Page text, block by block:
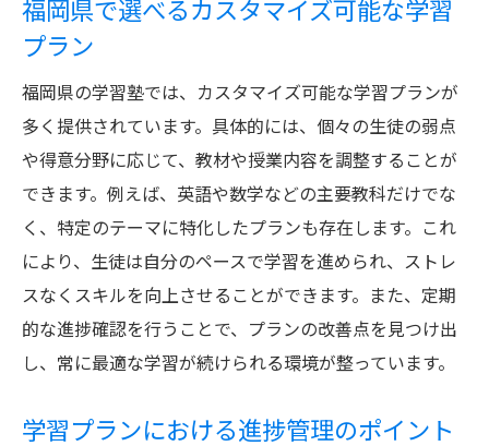
福岡県で選べるカスタマイズ可能な学習
プラン
福岡県の学習塾では、カスタマイズ可能な学習プランが
多く提供されています。具体的には、個々の生徒の弱点
や得意分野に応じて、教材や授業内容を調整することが
できます。例えば、英語や数学などの主要教科だけでな
く、特定のテーマに特化したプランも存在します。これ
により、生徒は自分のペースで学習を進められ、ストレ
スなくスキルを向上させることができます。また、定期
的な進捗確認を行うことで、プランの改善点を見つけ出
し、常に最適な学習が続けられる環境が整っています。
学習プランにおける進捗管理のポイント